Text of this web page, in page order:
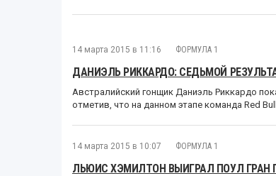
14 марта 2015 в 11:16 ФОРМУЛА 1
ДАНИЭЛЬ РИККАРДО: СЕДЬМОЙ
Австралийский гонщик Даниэль Риккардо
отметив, что на данном этапе команда Red
14 марта 2015 в 10:07 ФОРМУЛА 1
ЛЬЮИС ХЭМИЛТОН ВЫИГРАЛ ПОУЛ ГРАН